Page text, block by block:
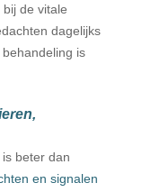
de vitale
dagelijks
is
beter dan
en signalen